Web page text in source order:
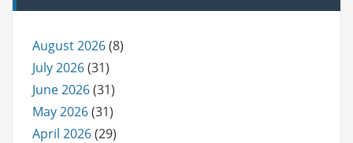
August 2026(8)
July 2026(31)
June 2026(31)
May 2026(31)
April 2026(29)